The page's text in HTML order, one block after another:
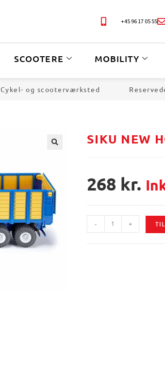
+45 96 17 05 55
SCOOTERE
MOBILITY
Cykel- og scooterværksted
SIKU NEW
268 kr.
- +